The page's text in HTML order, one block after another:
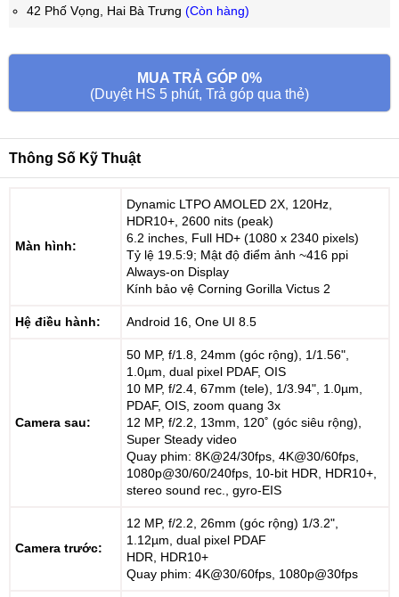
42 Phố Vọng, Hai Bà Trưng (Còn hàng)
MUA TRẢ GÓP 0%
(Duyệt HS 5 phút, Trả góp qua thẻ)
Thông Số Kỹ Thuật
Màn hình:
Dynamic LTPO AMOLED 2X, 120Hz,
HDR10+, 2600 nits (peak)
6.2 inches, Full HD+ (1080 x 2340 pixels)
Tỷ lệ 19.5:9; Mật độ điểm ảnh ~416 ppi
Always-on Display
Kính bảo vệ Corning Gorilla Victus 2
Hệ điều hành: Android 16, One UI 8.5
Camera sau:
50 MP, f/1.8, 24mm (góc rộng), 1/1.56",
1.0µm, dual pixel PDAF, OIS
10 MP, f/2.4, 67mm (tele), 1/3.94", 1.0µm,
PDAF, OIS, zoom quang 3x
12 MP, f/2.2, 13mm, 120˚ (góc siêu rộng),
Super Steady video
Quay phim: 8K@24/30fps, 4K@30/60fps,
1080p@30/60/240fps, 10-bit HDR, HDR10+,
stereo sound rec., gyro-EIS
Camera trước:
12 MP, f/2.2, 26mm (góc rộng) 1/3.2",
1.12µm, dual pixel PDAF
HDR, HDR10+
Quay phim: 4K@30/60fps, 1080p@30fps